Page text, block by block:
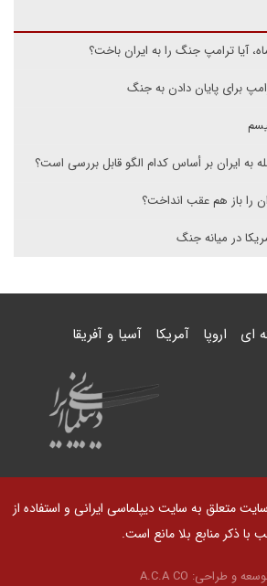
آیا ترامپ جنگ را به ایران باخت؟
برای پایان دادن به جنگ
به ایران بر أساس کدام الگو قابل بررسی است؟
را باز هم عقب انداخت؟
در میانه جنگ
ای اروپا آمریکا آسیا و آفریقا
متعلق به سایت دیپلماسی ایرانی و استفاده از
با ذکر منابع بلا مانع است.
و طراحی: A.C.A CO